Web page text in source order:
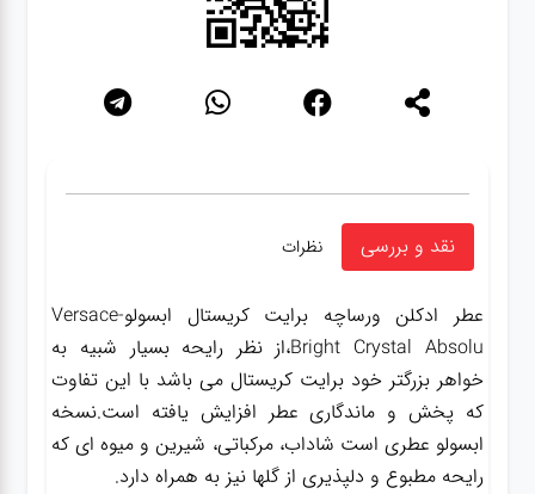
نقد و بررسی نظرات
عطر ادکلن ورساچه برایت کریستال ابسولو-Versace
Bright Crystal Absolu،از نظر رایحه بسیار شبیه به
خواهر بزرگتر خود برایت کریستال می باشد با این تفاوت
که پخش و ماندگاری عطر افزایش یافته است.نسخه
ابسولو عطری است شاداب، مرکباتی، شیرین و میوه ای که
رایحه مطبوع و دلپذیری از گلها نیز به همراه دارد.